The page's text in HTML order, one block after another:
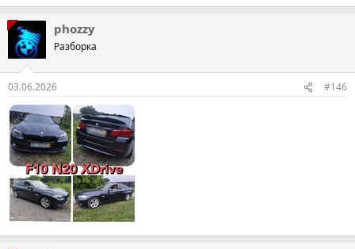
phozzy
Разборка
03.06.2026 #146